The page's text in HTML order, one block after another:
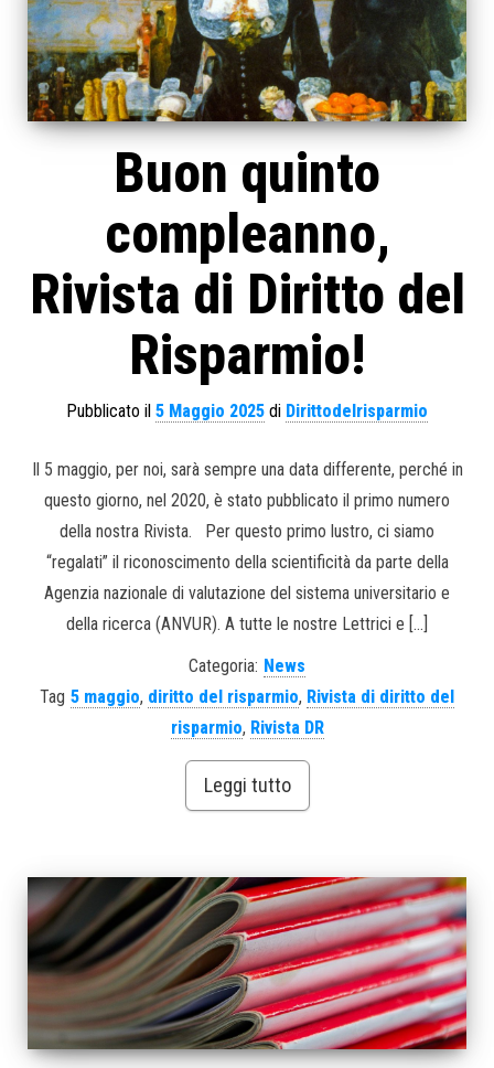
Buon quinto
compleanno,
Rivista di Diritto del
Risparmio!
Pubblicato il 5 Maggio 2025 di Dirittodelrisparmio
Il 5 maggio, per noi, sarà sempre una data differente, perché in
questo giorno, nel 2020, è stato pubblicato il primo numero
della nostra Rivista. Per questo primo lustro, ci siamo
“regalati” il riconoscimento della scientificità da parte della
Agenzia nazionale di valutazione del sistema universitario e
della ricerca (ANVUR). A tutte le nostre Lettrici e […]
Categoria: News
Tag 5 maggio, diritto del risparmio, Rivista di diritto del
risparmio, Rivista DR
Leggi tutto